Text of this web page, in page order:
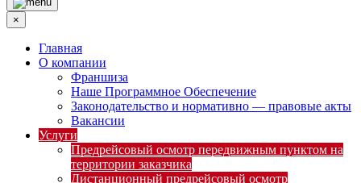
×
Главная
О компании
Франшиза
Наше Программное Обеспечение
Законодательство и нормативно — правовые акты
Вакансии
Услуги
Предрейсовый осмотр передвижным пунктом на
территории заказчика
Дистанционный предрейсовый осмотр